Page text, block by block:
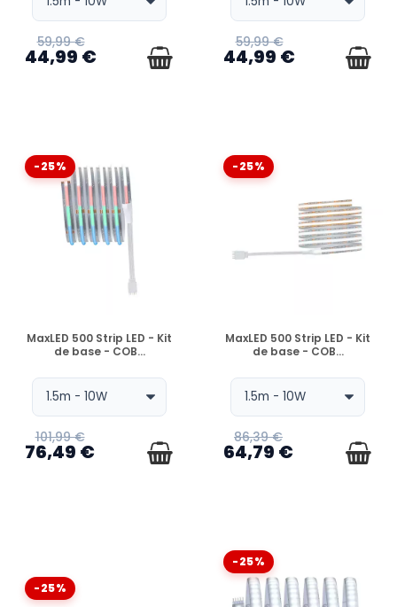
59,99 €
44,99 €
59,99 €
44,99 €
-25%
EN STOCK
MaxLED 500 Strip LED - Kit
de base - COB...
101,99 €
76,49 €
-25%
EN STOCK
MaxLED 500 Strip LED - Kit
de base - COB...
86,39 €
64,79 €
-25%
-25%